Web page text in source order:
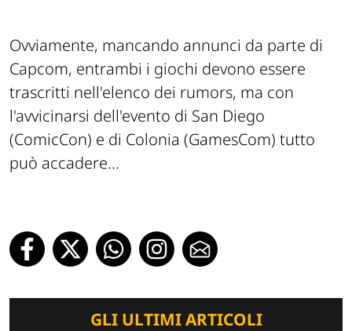
Ovviamente, mancando annunci da parte di
Capcom, entrambi i giochi devono essere
trascritti nell'elenco dei rumors, ma con
l'avvicinarsi dell'evento di San Diego
(ComicCon) e di Colonia (GamesCom) tutto
può accadere...
GLI ULTIMI ARTICOLI